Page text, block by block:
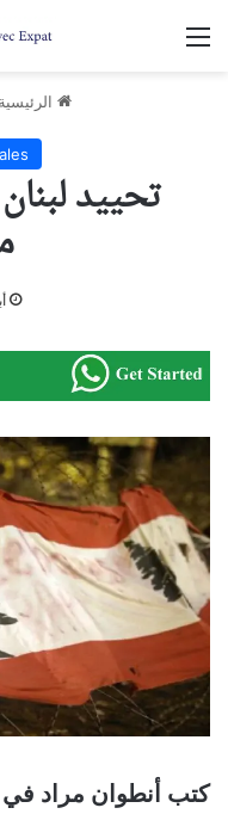
القائمة
الرئيسية
تحييد
كتب أنطوان مراد في